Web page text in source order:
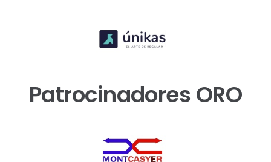
Patrocinadores ORO